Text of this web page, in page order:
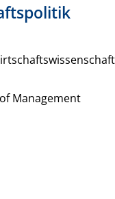
Management